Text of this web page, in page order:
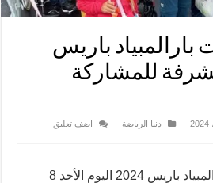
بارالمبياد باريس
مشرفة للمشاركة
دنيا الرياضة
اضف تعليق
ومع اختتام منافسات بارالمبياد باريس 2024 اليوم الأحد 8